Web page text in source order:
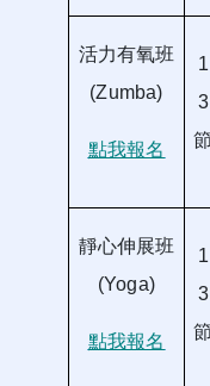
活力有氧班
(Zumba)
點我報名
1
3
節
靜心伸展班
(Yoga)
點我報名
1
3
節